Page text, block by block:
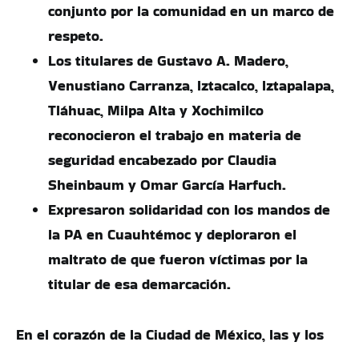
conjunto por la comunidad en un marco de
respeto.
Los titulares de Gustavo A. Madero,
Venustiano Carranza, Iztacalco, Iztapalapa,
Tláhuac, Milpa Alta y Xochimilco
reconocieron el trabajo en materia de
seguridad encabezado por Claudia
Sheinbaum y Omar García Harfuch.
Expresaron solidaridad con los mandos de
la PA en Cuauhtémoc y deploraron el
maltrato de que fueron víctimas por la
titular de esa demarcación.
En el corazón de la Ciudad de México, las y los